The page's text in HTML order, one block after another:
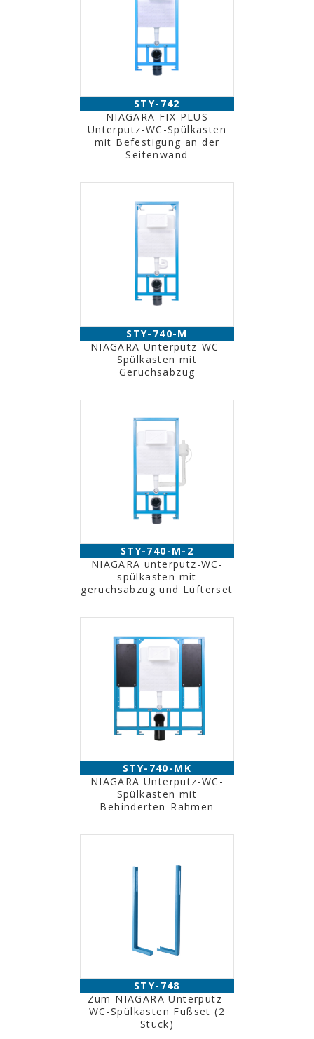
STY-742
NIAGARA FIX PLUS
Unterputz-WC-Spülkasten
mit Befestigung an der
Seitenwand
STY-740-M
NIAGARA Unterputz-WC-
Spülkasten mit
Geruchsabzug
STY-740-M-2
NIAGARA unterputz-WC-
spülkasten mit
geruchsabzug und Lüfterset
STY-740-MK
NIAGARA Unterputz-WC-
Spülkasten mit
Behinderten-Rahmen
STY-748
Zum NIAGARA Unterputz-
WC-Spülkasten Fußset (2
Stück)